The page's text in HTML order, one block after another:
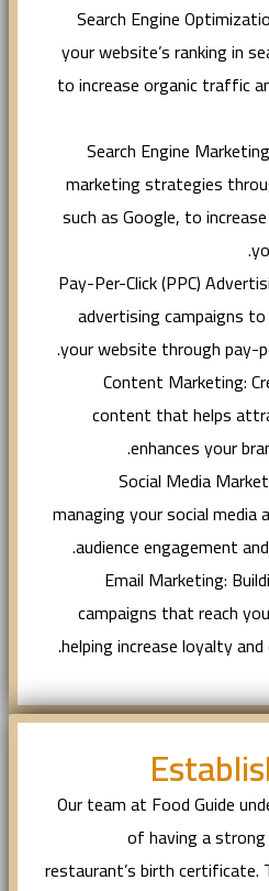
Search Engine
your website’s ranking in
to increase organic traffic
Search Engine
marketing strategies
such as Google, to
Pay-Per-Click (PPC)
advertising campaigns
your website through pay-
Content Marketing:
content that helps
enhances your
Social Media
managing your social media
audience engagement
Email Marketing:
campaigns that reach
helping increase loyalty
Our team at Food Guide
of having a
restaurant’s birth